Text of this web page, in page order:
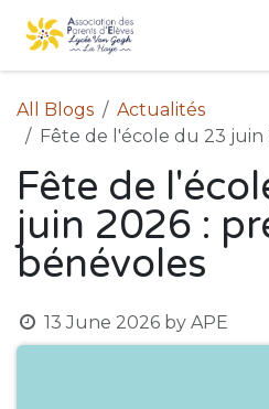
Skip to Content
All Blogs
Actualités
Fête de l'école du 23 juin
Fête de
juin 2026 :
bénévoles
13 June 2026 by APE